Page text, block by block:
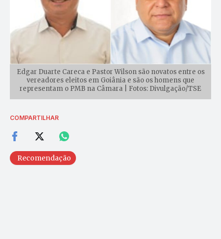
Edgar Duarte Careca e Pastor Wilson são novatos entre os
vereadores eleitos em Goiânia e são os homens que
representam o PMB na Câmara | Fotos: Divulgação/TSE
COMPARTILHAR
Recomendação